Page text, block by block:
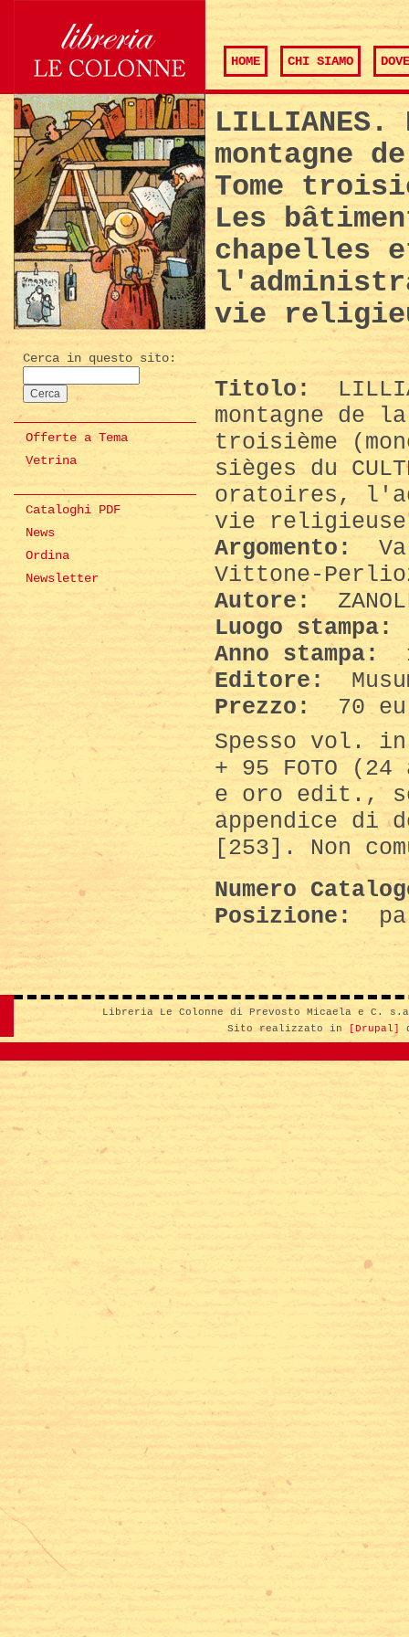
HOME CHI SIAMO
Cerca in questo sito:
Offerte a Tema
Vetrina
Cataloghi PDF
News
Ordina
Newsletter
montagne
Tome
Les
chapelles
vie
Titolo:
montagne de
troisième
sièges du
oratoires,
vie
Argomento:
Vittone-
Autore:
Luogo stampa:
Anno stampa:
Editore:
Prezzo:
70
Spesso vol.
+ 95 FOTO
e oro edit.,
appendice di
[253]. Non
Numero
Posizione:
Libreria Le Colonne di Prevosto Micaela e C.
Sito realizzato in
[Drupal]